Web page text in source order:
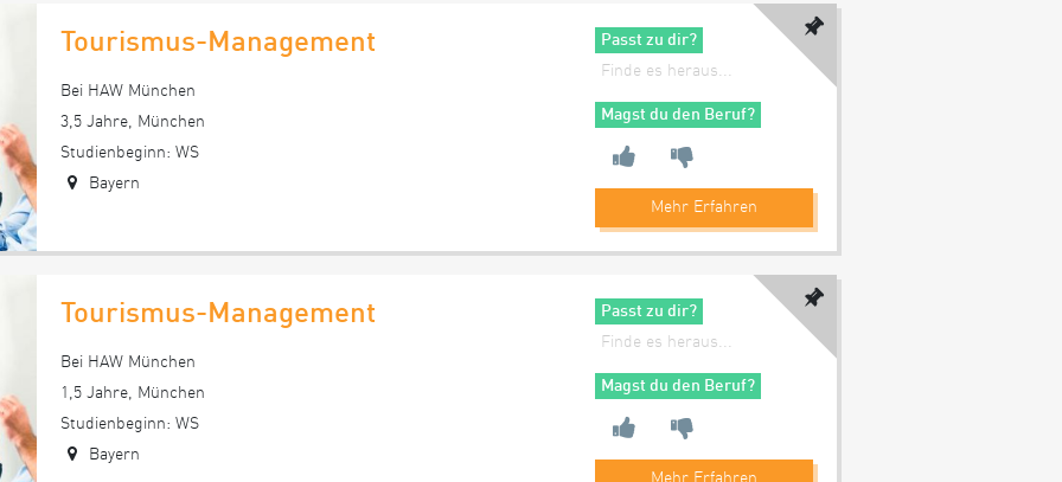
Tourismus-Management
Bei HAW München
3,5 Jahre, München
Studienbeginn: WS
Bayern
Passt zu dir?
Finde es heraus...
Magst du den Beruf?
Mehr Erfahren
Tourismus-Management
Bei HAW München
1,5 Jahre, München
Studienbeginn: WS
Bayern
Passt zu dir?
Finde es heraus...
Magst du den Beruf?
Mehr Erfahren